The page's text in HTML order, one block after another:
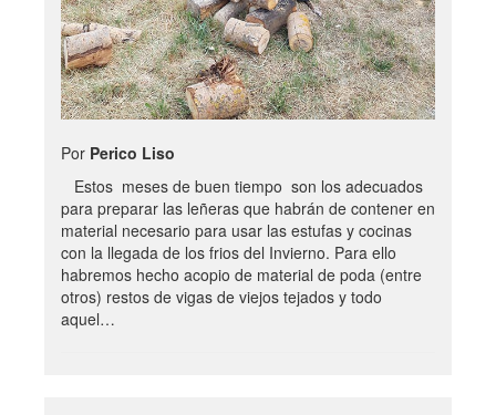
Por Perico Liso
Estos meses de buen tiempo son los adecuados
para preparar las leñeras que habrán de contener en
material necesario para usar las estufas y cocinas
con la llegada de los frios del Invierno. Para ello
habremos hecho acopio de material de poda (entre
otros) restos de vigas de viejos tejados y todo
aquel…